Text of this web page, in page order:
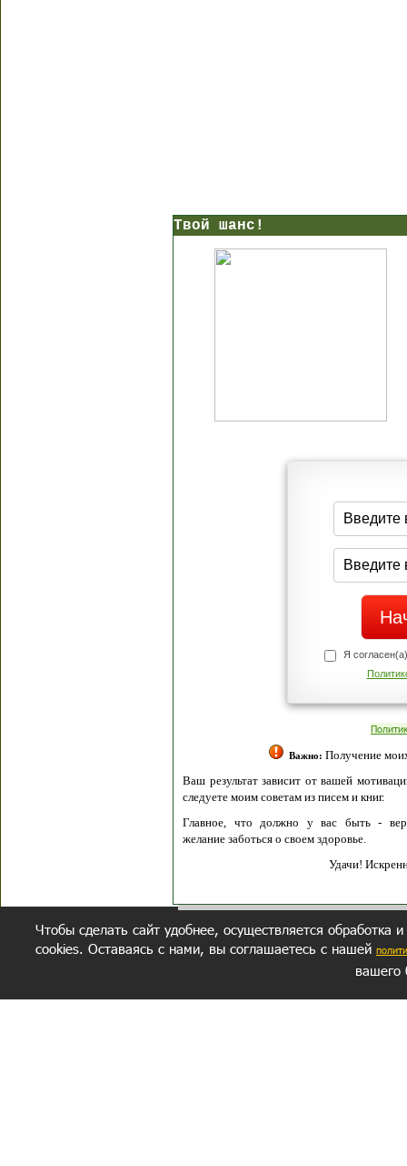
Твой шанс!
Я
Важно: Получение
Ваш результат зависит от вашей
следуете моим советам из писем и книг.
Главное, что должно у вас быть -
желание заботься о своем здоровье.
Удачи!
Чтобы сделать сайт удобнее, осуществляется обработка
cookies. Оставаясь с нами, вы соглашаетесь с нашей
вашего